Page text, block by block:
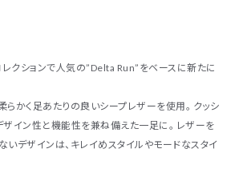
クションで人気の”Delta Run”をベースに新たに
らかく足あたりの良いシープレザーを使用。 クッシ
ザイン性と機能性を兼ね備えた一足に。 レザーを
いデザインは、キレイめスタイルやモードなスタイ